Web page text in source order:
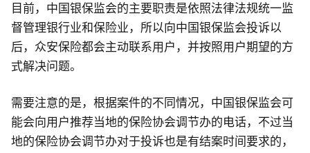
目前，中国银保监会的主要职责是依照法律法规统一监
督管理银行业和保险业，所以向中国银保监会投诉以
后，众安保险都会主动联系用户，并按照用户期望的方
式解决问题。
需要注意的是，根据案件的不同情况，中国银保监会可
能会向用户推荐当地的保险协会调节办的电话，不过当
地的保险协会调节办对于投诉也是有结案时间要求的，